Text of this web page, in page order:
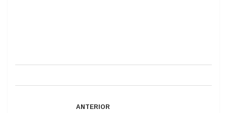
ANTERIOR